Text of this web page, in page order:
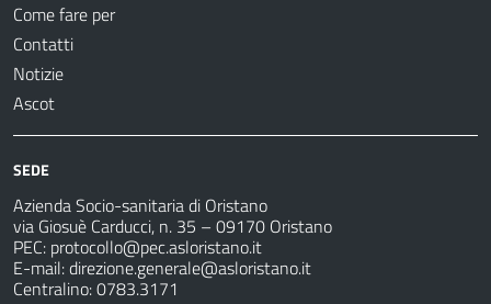
Come fare per
Contatti
Notizie
Ascot
SEDE
Azienda Socio-sanitaria di Oristano
via Giosuè Carducci, n. 35 – 09170 Oristano
PEC: protocollo@pec.asloristano.it
E-mail:direzione.generale@asloristano.it
Centralino: 0783.3171